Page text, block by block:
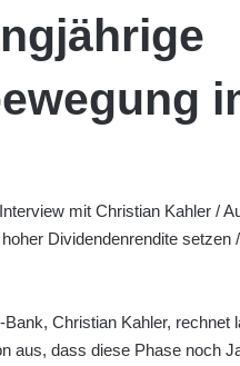
mit Christian Kahler /
Dividendenrendite
Christian Kahler,
aus, dass diese Phase noch